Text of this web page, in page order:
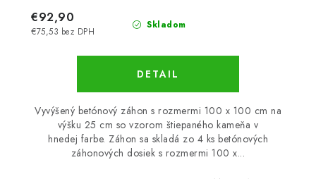
Skladom
€75,53 bez DPH
€92,90
DETAIL
Vyvýšený betónový záhon s rozmermi 100 x 100 cm na
výšku 25 cm so vzorom štiepaného kameňa v
hnedej farbe. Záhon sa skladá zo 4 ks betónových
záhonových dosiek s rozmermi 100 x...